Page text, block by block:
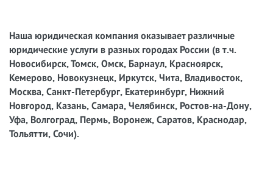
Наша юридическая компания оказывает различные
юридические услуги в разных городах России (в т.ч.
Новосибирск, Томск, Омск, Барнаул, Красноярск,
Кемерово, Новокузнецк, Иркутск, Чита, Владивосток,
Москва, Санкт-Петербург, Екатеринбург, Нижний
Новгород, Казань, Самара, Челябинск, Ростов-на-Дону,
Уфа, Волгоград, Пермь, Воронеж, Саратов, Краснодар,
Тольятти, Сочи).